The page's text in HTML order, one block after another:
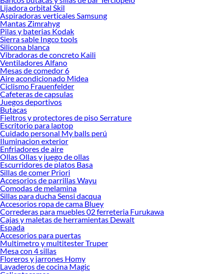
Lijadora orbital Skil
Aspiradoras verticales Samsung
Mantas Zimrahyg
Pilas y baterias Kodak
Sierra sable Ingco tools
Silicona blanca
Vibradoras de concreto Kaili
Ventiladores Alfano
Mesas de comedor 6
Aire acondicionado Midea
Ciclismo Frauenfelder
Cafeteras de capsulas
Juegos deportivos
Butacas
Fieltros y protectores de piso Serrature
Escritorio para laptop
Cuidado personal My balls perú
Iluminacion exterior
Enfriadores de aire
Ollas Ollas y juego de ollas
Escurridores de platos Basa
Sillas de comer Priori
Accesorios de parrillas Wayu
Comodas de melamina
Sillas para ducha Sensi dacqua
Accesorios ropa de cama Bluey
Correderas para muebles 02 ferreteria Furukawa
Cajas y maletas de herramientas Dewalt
Espada
Accesorios para puertas
Multimetro y multitester Truper
Mesa con 4 sillas
Floreros y jarrones Homy
Lavaderos de cocina Magic